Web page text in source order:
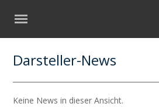
Darsteller-News
Keine News in dieser Ansicht.